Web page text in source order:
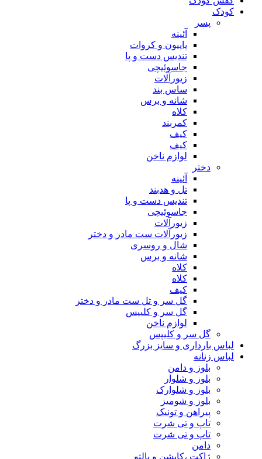
کودک
پسر
آئینه
پاپیون و کروات
تندیس دست و پا
جاسوئیچی
زیورآلات
ساس بند
شانه و برس
کلاه
کمربند
کیف
کیف
لوازم ناخن
دختر
آئینه
تل و هدبند
تندیس دست و پا
جاسوئیچی
زیورآلات
زیورآلات ست مادر و دختر
شال و روسری
شانه و برس
کلاه
کلاه
کیف
گل سر و تل ست مادر و دختر
گل سر و کلیپس
لوازم ناخن
گل سر و کلیپس
لباس بارداری و سایز بزرگ
لباس زنانه
بلوز و دامن
بلوز و شلوار
بلوز و شلوارک
بلوز و شومیز
پیراهن و تونیک
تاپ و تی شرت
تاپ و تی شرت
دامن
ژاکت ،کاپشن و پالتو